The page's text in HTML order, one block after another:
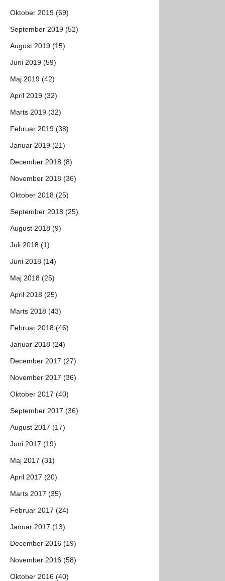
Oktober 2019 (69)
September 2019 (52)
August 2019 (15)
Juni 2019 (59)
Maj 2019 (42)
April 2019 (32)
Marts 2019 (32)
Februar 2019 (38)
Januar 2019 (21)
December 2018 (8)
November 2018 (36)
Oktober 2018 (25)
September 2018 (25)
August 2018 (9)
Juli 2018 (1)
Juni 2018 (14)
Maj 2018 (25)
April 2018 (25)
Marts 2018 (43)
Februar 2018 (46)
Januar 2018 (24)
December 2017 (27)
November 2017 (36)
Oktober 2017 (40)
September 2017 (36)
August 2017 (17)
Juni 2017 (19)
Maj 2017 (31)
April 2017 (20)
Marts 2017 (35)
Februar 2017 (24)
Januar 2017 (13)
December 2016 (19)
November 2016 (58)
Oktober 2016 (40)